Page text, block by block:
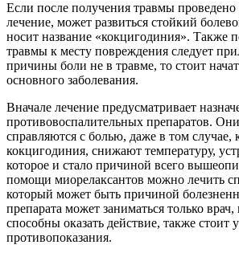
Если после получения травмы
лечение, может развиться стойкий
носит название «кокцигодиния». Также
травмы к месту повреждения следует
причины боли не в травме, то стоит
основного заболевания.
Вначале лечение предусматривает
противовоспалительных препаратов.
справляются с болью, даже в том случае,
кокцигодиния, снижают температуру,
которое и стало причиной всего
помощи миорелаксантов можно лечить
который может быть причиной
препарата может заниматься только
способны оказать действие, также стоит
противопоказания.